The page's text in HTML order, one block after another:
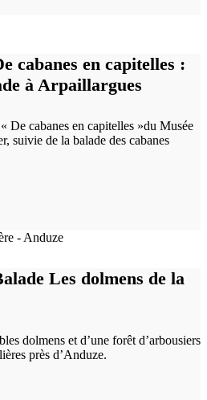
cabanes en capitelles :
à Arpaillargues
De cabanes en capitelles »du Musée
suivie de la balade des cabanes
Les dolmens de la
dolmens et d’une forêt d’arbousiers
près d’Anduze.